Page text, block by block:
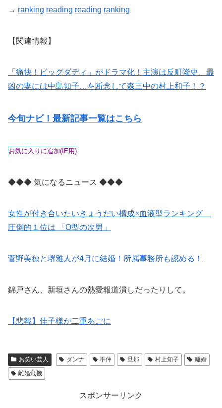
→ ranking reading reading ranking
【関連情報】
「痛快！ビッグダディ」がドラマ化！主演は反町隆史、最
凶の妻には中島知子…を断念して森三中の村上和子！？
今旬ナビ！最新記事一覧はこちら
◆◆◆ 気になるニュース ◆◆◆
女性が付き合いたいきょうだい構成×血液型ランキング
圧倒的１位は 「O型の次男」
菅野美穂と堺雅人が4月に結婚！所属事務所も認める！
錦戸さん、新垣さんの熱愛報道潰しだったりして。
【悲報】佳子様が二重あごに
お笑い芸人 ダンナ 不仲 旦那 村上知子
離婚
離婚危機
スポンサーリンク